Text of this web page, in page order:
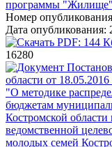
программы "Жилище"
Номер
Дата опубликования:
PDF: 144
16280
области от
"О методике
бюджетам
Костромской
ведомственной
молодых семей